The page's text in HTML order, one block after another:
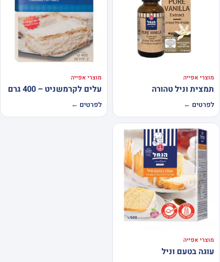
מוצרי אפייה
תמצית וניל טהורה
לפרטים ←
מוצרי אפייה
עלים לקרמשניט – 400 גרם
לפרטים ←
מוצרי אפייה
עוגה בטעם וניל